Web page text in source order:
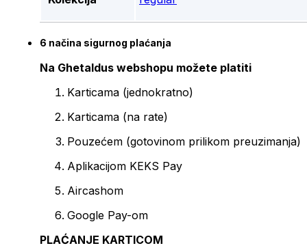
6 načina sigurnog plaćanja
Na Ghetaldus webshopu možete platiti
Karticama (jednokratno)
Karticama (na rate)
Pouzećem (gotovinom prilikom preuzimanja)
Aplikacijom KEKS Pay
Aircashom
Google Pay-om
PLAĆANJE KARTICOM